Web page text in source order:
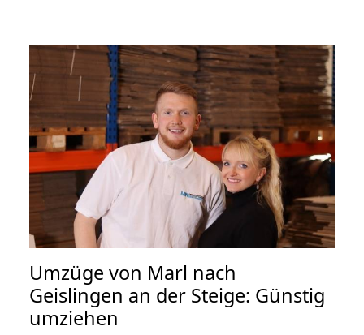
Umzüge von Marl nach
Geislingen an der Steige: Günstig
umziehen